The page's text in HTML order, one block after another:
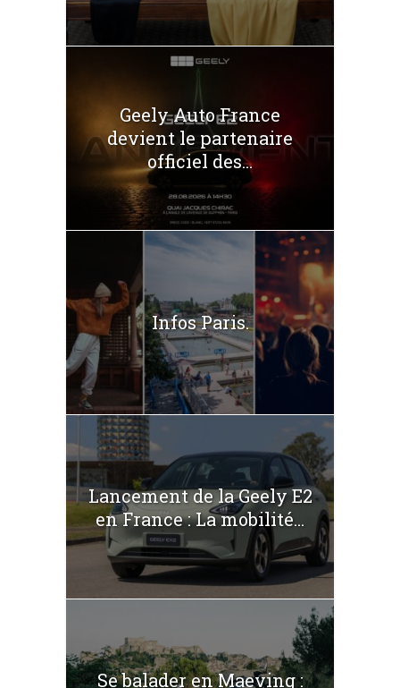
Geely Auto France
devient le partenaire
officiel des...
Infos Paris.
Lancement de la Geely E2
en France : La mobilité...
Se balader en Maeving :